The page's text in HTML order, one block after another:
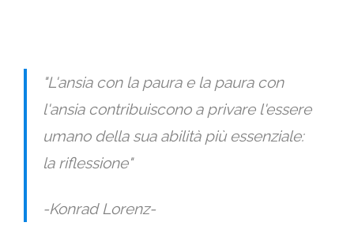
"L'ansia con la paura e la paura con
l'ansia contribuiscono a privare l'essere
umano della sua abilità più essenziale:
la riflessione"
-Konrad Lorenz-